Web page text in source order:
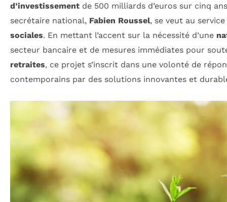
d’investissement de 500 milliards d’euros sur cinq
secrétaire national, Fabien Roussel, se veut au
sociales. En mettant l’accent sur la nécessité d’une
secteur bancaire et de mesures immédiates pour
retraites, ce projet s’inscrit dans une volonté de
contemporains par des solutions innovantes et